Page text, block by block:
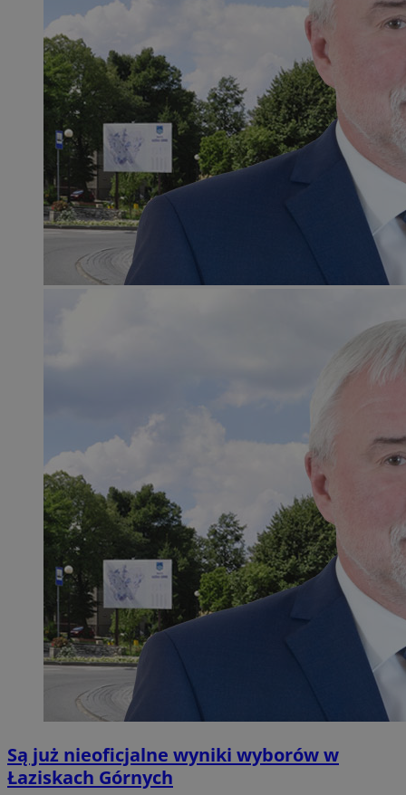
Są już nieoficjalne wyniki wyborów w
Łaziskach Górnych